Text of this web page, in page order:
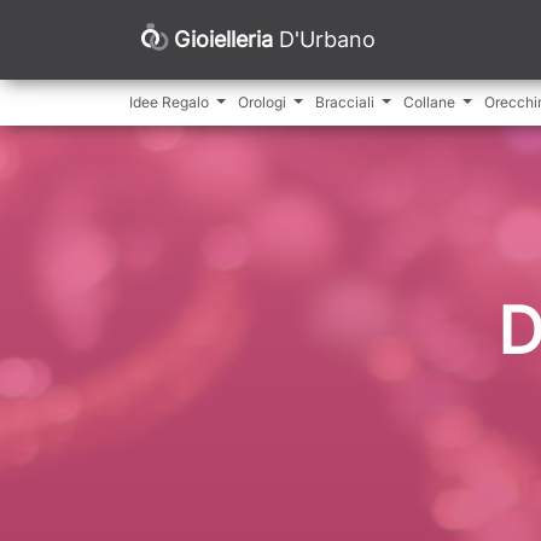
Gioielleria D'Urbano
Idee Regalo Orologi Bracciali Collane